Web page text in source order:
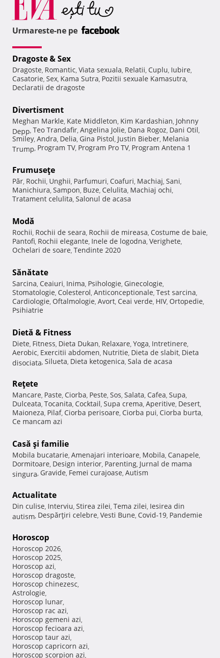
Urmareste-ne pe
Dragoste & Sex
Dragoste, Romantic, Viata sexuala, Relatii, Cuplu, Iubire,
Casatorie, Sex, Kama Sutra, Pozitii sexuale Kamasutra,
Declaratii de dragoste
Divertisment
Meghan Markle, Kate Middleton, Kim Kardashian, Johnny
Depp, Teo Trandafir, Angelina Jolie, Dana Rogoz, Dani Otil,
Smiley, Andra, Delia, Gina Pistol, Justin Bieber, Melania
Trump, Program TV, Program Pro TV, Program Antena 1
Frumuseţe
Păr, Rochii, Unghii, Parfumuri, Coafuri, Machiaj, Sani,
Manichiura, Sampon, Buze, Celulita, Machiaj ochi,
Tratament celulita, Salonul de acasa
Modă
Rochii, Rochii de seara, Rochii de mireasa, Costume de baie,
Pantofi, Rochii elegante, Inele de logodna, Verighete,
Ochelari de soare, Tendinte 2020
Sănătate
Sarcina, Ceaiuri, Inima, Psihologie, Ginecologie,
Stomatologie, Colesterol, Anticonceptionale, Test sarcina,
Cardiologie, Oftalmologie, Avort, Ceai verde, HIV, Ortopedie,
Psihiatrie
Dietă & Fitness
Diete, Fitness, Dieta Dukan, Relaxare, Yoga, Intretinere,
Aerobic, Exercitii abdomen, Nutritie, Dieta de slabit, Dieta
disociata, Silueta, Dieta ketogenica, Sala de acasa
Reţete
Mancare, Paste, Ciorba, Peste, Sos, Salata, Cafea, Supa,
Dulceata, Tocanita, Cocktail, Supa crema, Aperitive, Desert,
Maioneza, Pilaf, Ciorba perisoare, Ciorba pui, Ciorba burta,
Ce mancam azi
Casă şi familie
Mobila bucatarie, Amenajari interioare, Mobila, Canapele,
Dormitoare, Design interior, Parenting, Jurnal de mama
singura, Gravide, Femei curajoase, Autism
Actualitate
Din culise, Interviu, Stirea zilei, Tema zilei, Iesirea din
autism, Despărţiri celebre, Vesti Bune, Covid-19, Pandemie
Horoscop
Horoscop 2026,
Horoscop 2025,
Horoscop azi,
Horoscop dragoste,
Horoscop chinezesc,
Astrologie,
Horoscop lunar,
Horoscop rac azi,
Horoscop gemeni azi,
Horoscop fecioara azi,
Horoscop taur azi,
Horoscop capricorn azi,
Horoscop scorpion azi,